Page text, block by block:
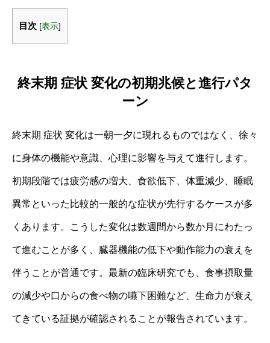
目次 [表示]
終末期 症状 変化の初期兆候と進行パタ
ーン
終末期 症状 変化は一朝一夕に現れるものではなく、徐々
に身体の機能や意識、心理に影響を与えて進行します。
初期段階では疲労感の増大、食欲低下、体重減少、睡眠
異常といった比較的一般的な症状が先行するケースが多
くあります。こうした変化は数週間から数か月にわたっ
て進むことが多く、臓器機能の低下や動作能力の衰えを
伴うことが普通です。最新の臨床研究でも、食事摂取量
の減少や口からの食べ物の嚥下困難など、生命力が衰え
てきている証拠が確認されることが報告されています。